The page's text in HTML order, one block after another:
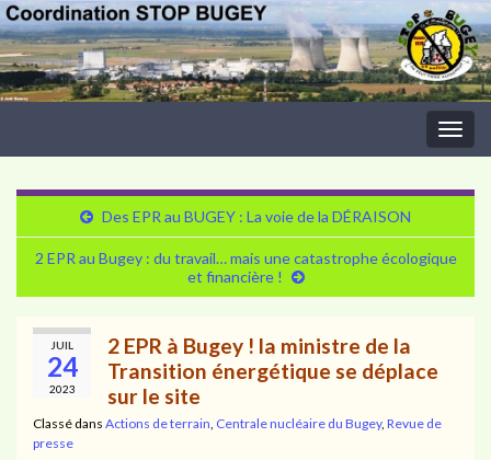
Des EPR au BUGEY : La voie de la DÉRAISON
2 EPR au Bugey : du travail… mais une catastrophe écologique
et financière !
JUIL
24
2023
2 EPR à Bugey ! la ministre de la
Transition énergétique se déplace
sur le site
Classé dans Actions de terrain Centrale nucléaire du Bugey, Revue de
presse